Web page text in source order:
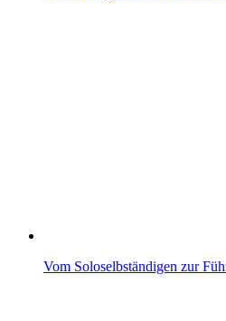
Vom Soloselbständigen zur